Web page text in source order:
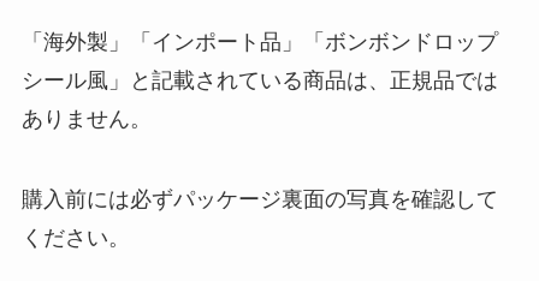
「海外製」「インポート品」「ボンボンドロップ
シール風」と記載されている商品は、正規品では
ありません。
購入前には必ずパッケージ裏面の写真を確認して
ください。